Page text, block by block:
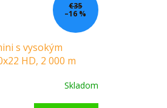
€35
–16 %
s vysokým
HD, 2 000 m
Skladom